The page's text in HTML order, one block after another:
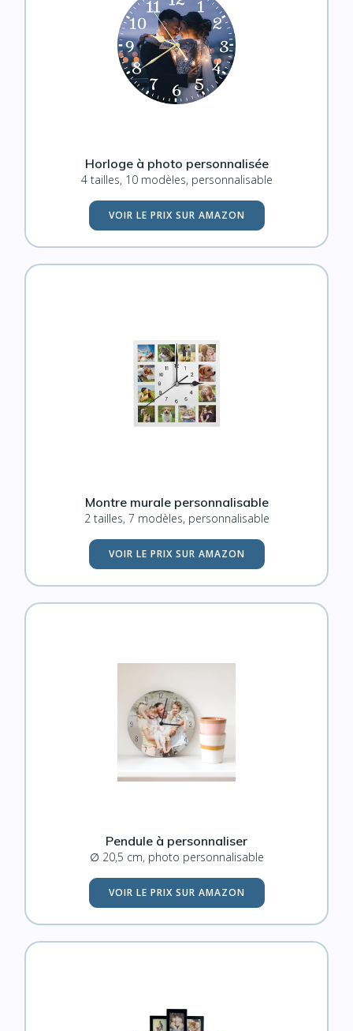
Horloge à photo personnalisée
4 tailles, 10 modèles, personnalisable
VOIR LE PRIX SUR AMAZON
Montre murale personnalisable
2 tailles, 7 modèles, personnalisable
VOIR LE PRIX SUR AMAZON
Pendule à personnaliser
∅ 20,5 cm, photo personnalisable
VOIR LE PRIX SUR AMAZON